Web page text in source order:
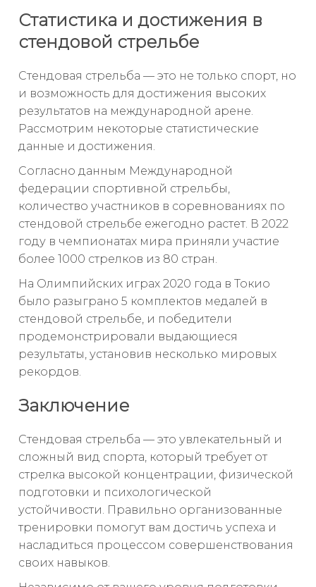
Статистика и достижения в
стендовой стрельбе
Стендовая стрельба — это не только спорт, но
и возможность для достижения высоких
результатов на международной арене.
Рассмотрим некоторые статистические
данные и достижения.
Согласно данным Международной
федерации спортивной стрельбы,
количество участников в соревнованиях по
стендовой стрельбе ежегодно растет. В 2022
году в чемпионатах мира приняли участие
более 1000 стрелков из 80 стран.
На Олимпийских играх 2020 года в Токио
было разыграно 5 комплектов медалей в
стендовой стрельбе, и победители
продемонстрировали выдающиеся
результаты, установив несколько мировых
рекордов.
Заключение
Стендовая стрельба — это увлекательный и
сложный вид спорта, который требует от
стрелка высокой концентрации, физической
подготовки и психологической
устойчивости. Правильно организованные
тренировки помогут вам достичь успеха и
насладиться процессом совершенствования
своих навыков.